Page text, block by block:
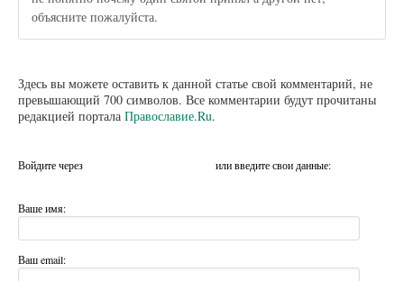
объясните пожалуйста.
Здесь вы можете оставить к данной статье свой комментарий, не
превышающий 700 символов. Все комментарии будут прочитаны
редакцией портала Православие.Ru.
Войдите через или введите свои данные:
Ваше имя:
Ваш email: